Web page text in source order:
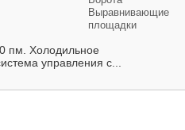
Выравнивающие
площадки
пм. Холодильное
управления с...